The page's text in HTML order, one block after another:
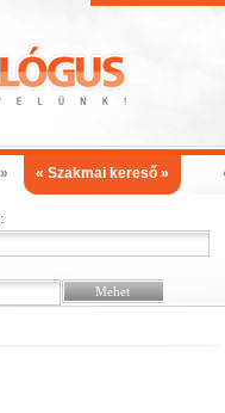
« Szakmai kereső »